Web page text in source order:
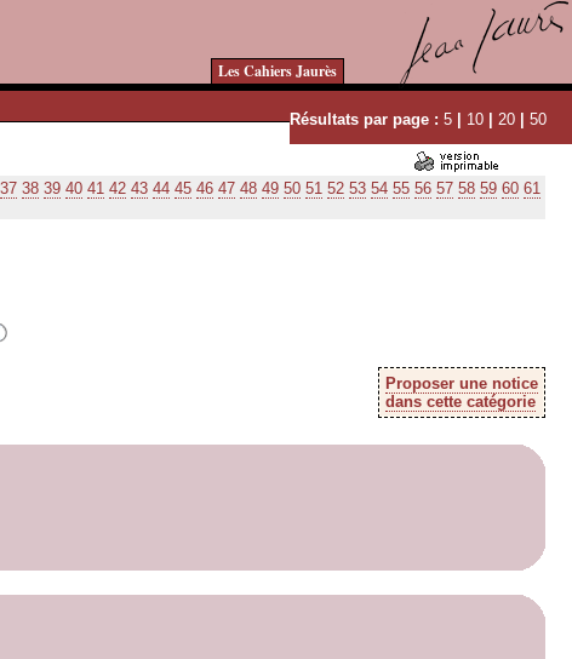
Les Cahiers Jaurès
Résultats par page : 5 | 10 | 20 | 50
37 38 39 40 41 42 43 44 45 46 47 48 49 50 51 52 53 54 55 56 57 58 59 60 61
Proposer une notice
dans cette catégorie